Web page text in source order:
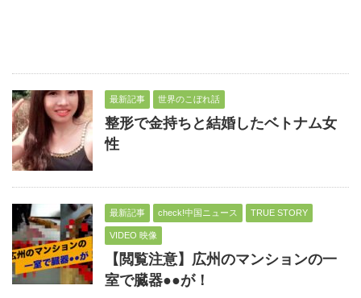
最新記事 世界のこぼれ話
整形で金持ちと結婚したベトナム女
性
最新記事 check!中国ニュース TRUE STORY
VIDEO 映像
【閲覧注意】広州のマンションの一
室で臓器●●が！